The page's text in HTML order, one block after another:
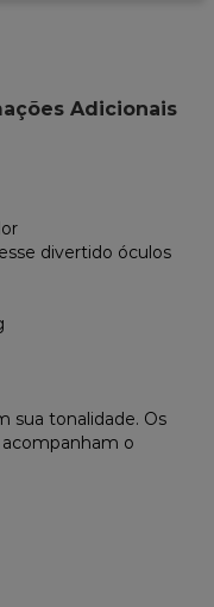
Adicionais
divertido óculos
sua tonalidade. Os
o